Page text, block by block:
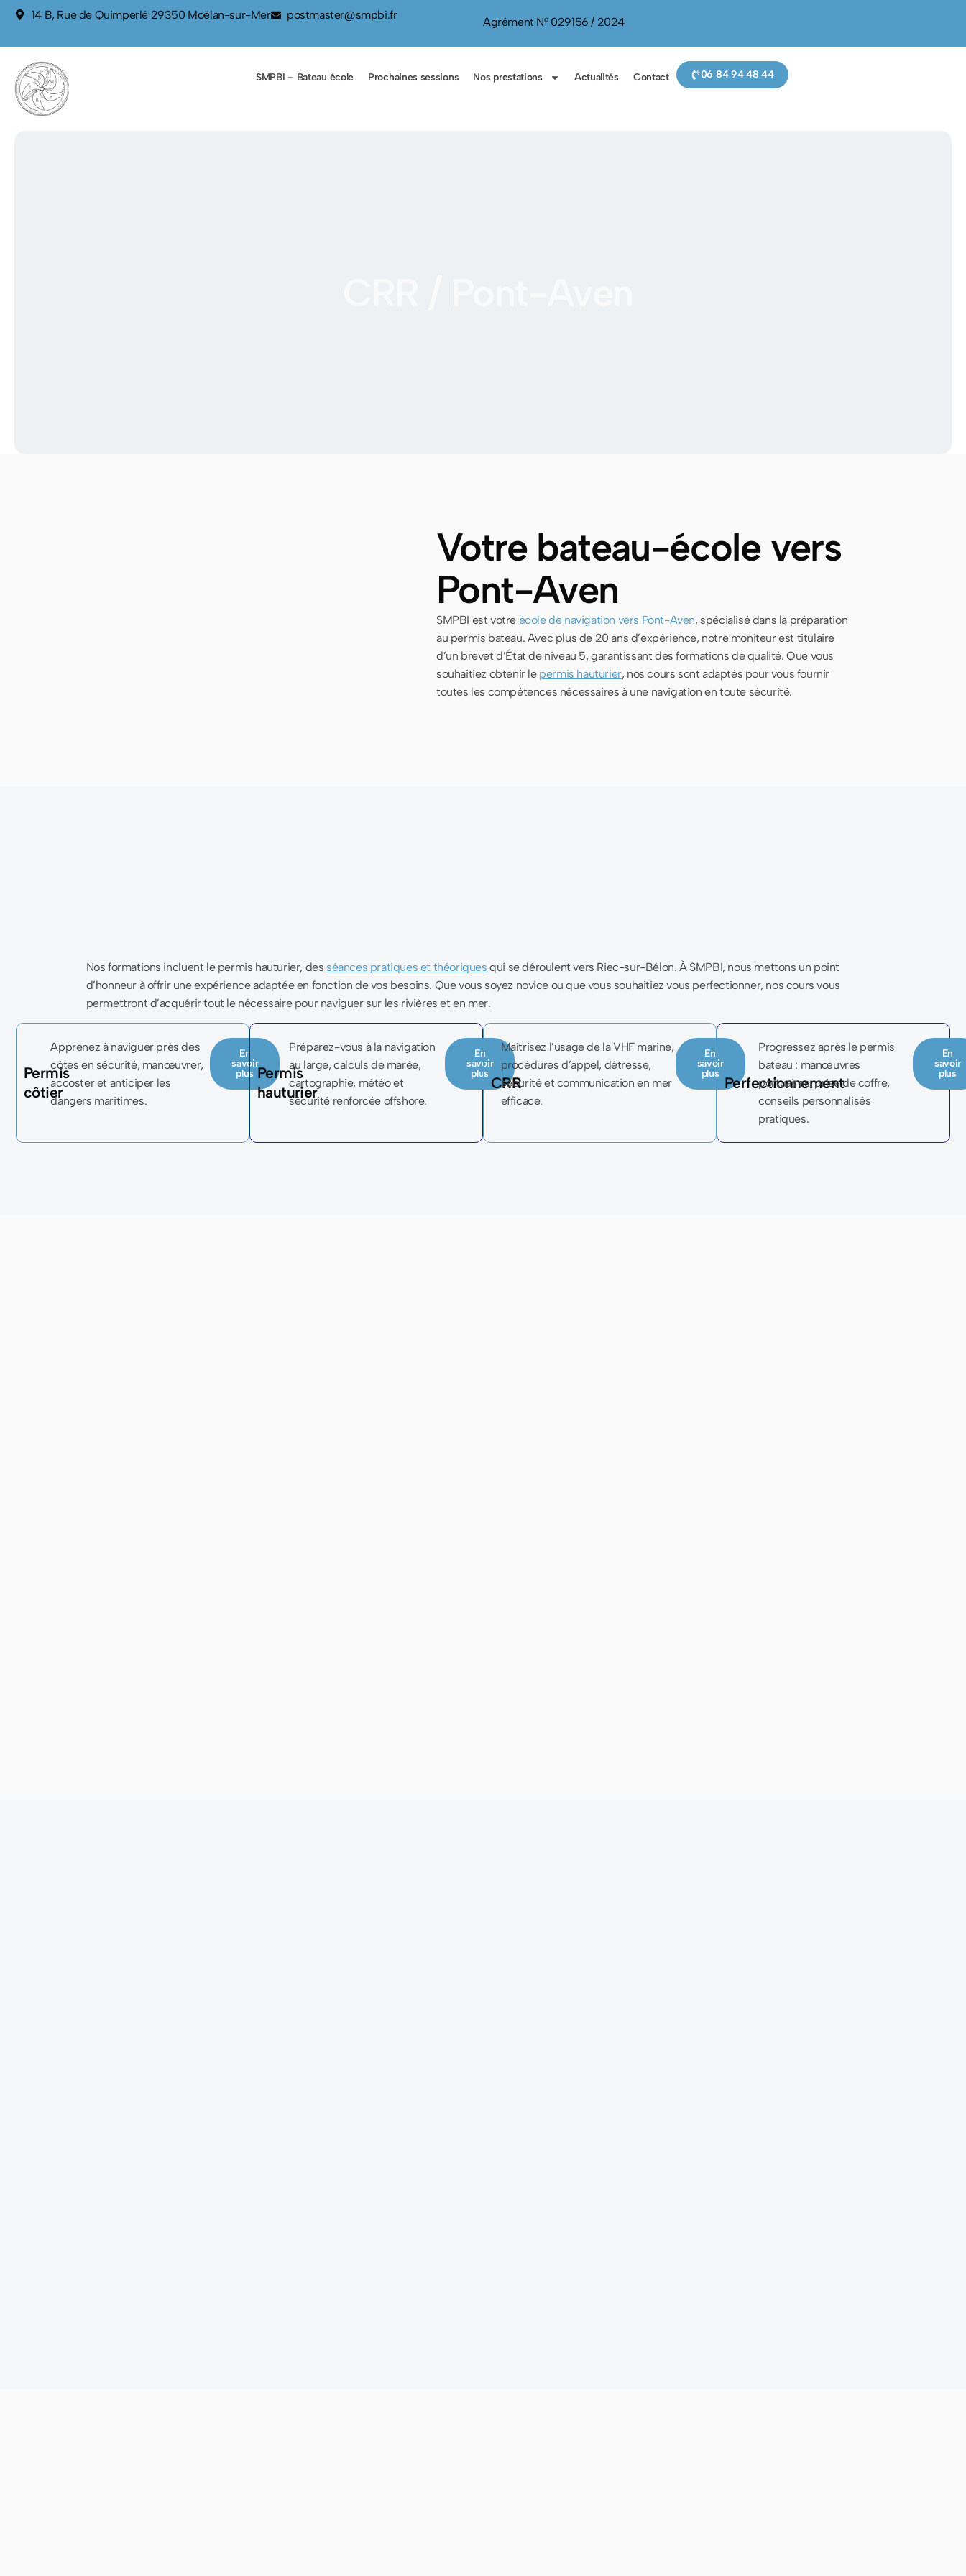
principal14 B, Rue de Quimperlé 29350 Moëlan-sur-Mer postmaster@smpbi.fr
Agrément N° 029156 / 2024
SMPBI – Bateau école Prochaines sessions Nos prestations Actualités Contact 06 84 94 48 44
Votre bateau-école vers
Pont-Aven
SMPBI est votre école de navigation vers Pont-Aven, spécialisé dans la préparation
au permis bateau. Avec plus de 20 ans d’expérience, notre moniteur est titulaire
d’un brevet d’État de niveau 5, garantissant des formations de qualité. Que vous
souhaitiez obtenir le permis hauturier, nos cours sont adaptés pour vous fournir
toutes les compétences nécessaires à une navigation en toute sécurité.
Nos formations incluent le permis hauturier, des séances pratiques et théoriques qui se déroulent vers Riec-sur-Bélon. À SMPBI, nous mettons un point
d’honneur à offrir une expérience adaptée en fonction de vos besoins. Que vous soyez novice ou que vous souhaitiez vous perfectionner, nos cours vous
permettront d’acquérir tout le nécessaire pour naviguer sur les rivières et en mer.
Permis
côtier
Apprenez à naviguer près des
côtes en sécurité, manœuvrer,
accoster et anticiper les
dangers maritimes.
En
savoir
plus Permis
hauturier
Préparez-vous à la navigation
au large, calculs de marée,
cartographie, météo et
sécurité renforcée offshore.
En
savoir
plus
CRR
Maîtrisez l’usage de la VHF marine,
procédures d’appel, détresse,
sécurité et communication en mer
efficace.
En
savoir
plus
Perfectionnement
Progressez après le permis
bateau : manœuvres
portuaires, prise de coffre,
conseils personnalisés
pratiques.
En
savoir
plus